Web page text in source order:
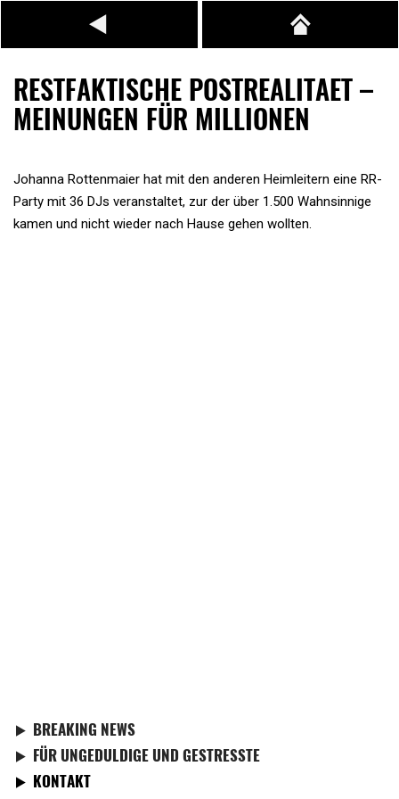
RESTFAKTISCHE POSTREALITAET –
MEINUNGEN FÜR MILLIONEN
Johanna Rottenmaier hat mit den anderen Heimleitern eine RR-
Party mit 36 DJs veranstaltet, zur der über 1.500 Wahnsinnige
kamen und nicht wieder nach Hause gehen wollten.
BREAKING NEWS
FÜR UNGEDULDIGE UND GESTRESSTE
KONTAKT